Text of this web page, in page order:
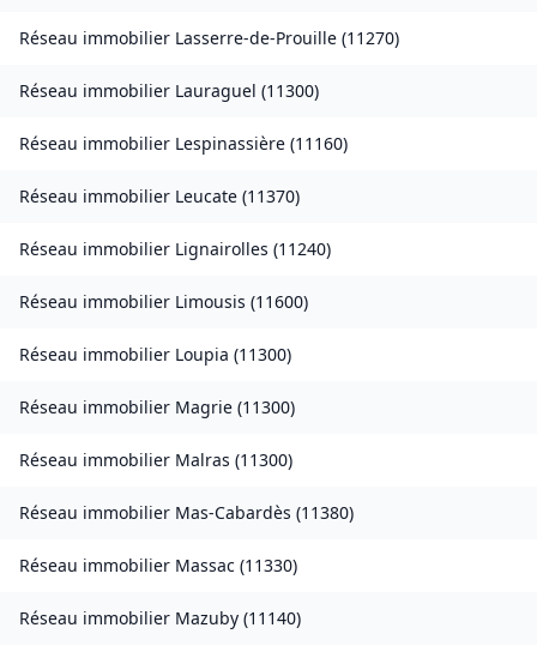
Réseau immobilier Lasserre-de-Prouille (11270)
Réseau immobilier Lauraguel (11300)
Réseau immobilier Lespinassière (11160)
Réseau immobilier Leucate (11370)
Réseau immobilier Lignairolles (11240)
Réseau immobilier Limousis (11600)
Réseau immobilier Loupia (11300)
Réseau immobilier Magrie (11300)
Réseau immobilier Malras (11300)
Réseau immobilier Mas-Cabardès (11380)
Réseau immobilier Massac (11330)
Réseau immobilier Mazuby (11140)